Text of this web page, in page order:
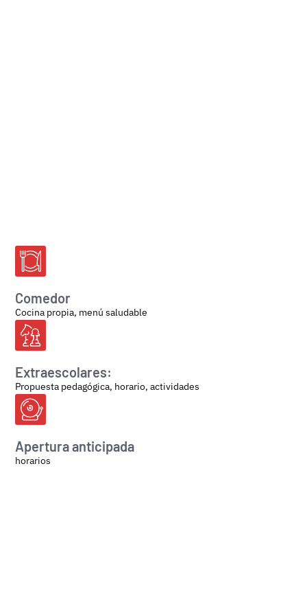
Comedor
Cocina propia, menú saludable
Extraescolares:
Propuesta pedagógica, horario, actividades
Apertura anticipada
horarios